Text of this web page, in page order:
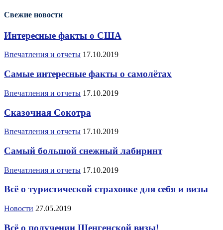
Свежие новости
Интересные факты о США
Впечатления и отчеты 17.10.2019
Самые интересные факты о самолётах
Впечатления и отчеты 17.10.2019
Сказочная Сокотра
Впечатления и отчеты 17.10.2019
Самый большой снежный лабиринт
Впечатления и отчеты 17.10.2019
Всё о туристической страховке для себя и визы
Новости 27.05.2019
Всё о получении Шенгенской визы!